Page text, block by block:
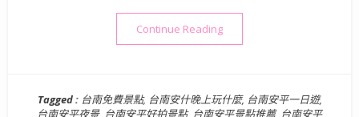
Continue Reading“台南景點》大魚的祝福：白
Tagged : 台南免費景點, 台南安什晚上玩什麼, 台南安平一日遊,
台南安平夜景, 台南安平好拍景點, 台南安平景點推薦, 台南安平